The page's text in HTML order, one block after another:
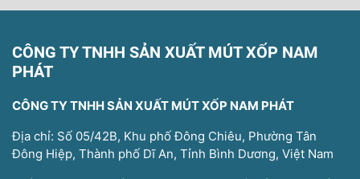
CÔNG TY TNHH SẢN XUẤT MÚT XỐP NAM
PHÁT
CÔNG TY TNHH SẢN XUẤT MÚT XỐP NAM PHÁT
Địa chỉ: Số 05/42B, Khu phố Đông Chiêu, Phường Tân
Đông Hiệp, Thành phố Dĩ An, Tỉnh Bình Dương, Việt Nam